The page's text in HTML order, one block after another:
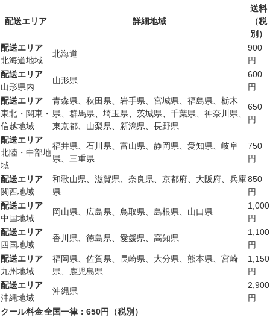
配送エリア 詳細地域
送料
（税
別）
配送エリア
北海道地域
北海道
900
円
配送エリア
山形県内
山形県
600
円
配送エリア
東北・関東・
信越地域
青森県、秋田県、岩手県、宮城県、福島県、栃木
県、群馬県、埼玉県、茨城県、千葉県、神奈川県、
東京都、山梨県、新潟県、長野県
650
円
配送エリア
北陸・中部地
域
福井県、石川県、富山県、静岡県、愛知県、岐阜
県、三重県
750
円
配送エリア
関西地域
和歌山県、滋賀県、奈良県、京都府、大阪府、兵庫
県
850
円
配送エリア
中国地域
岡山県、広島県、鳥取県、島根県、山口県
1,000
円
配送エリア
四国地域
香川県、徳島県、愛媛県、高知県
1,100
円
配送エリア
九州地域
福岡県、佐賀県、長崎県、大分県、熊本県、宮崎
県、鹿児島県
1,150
円
配送エリア
沖縄地域
沖縄県
2,900
円
クール料金全国一律：650円（税別）